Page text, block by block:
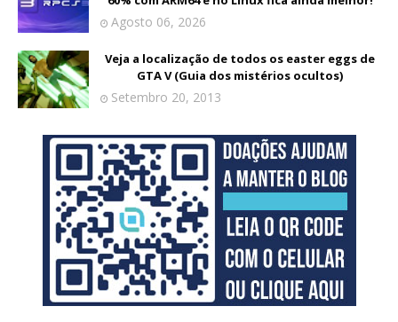
Agosto 06, 2026
Veja a localização de todos os easter eggs de
GTA V (Guia dos mistérios ocultos)
Setembro 20, 2013